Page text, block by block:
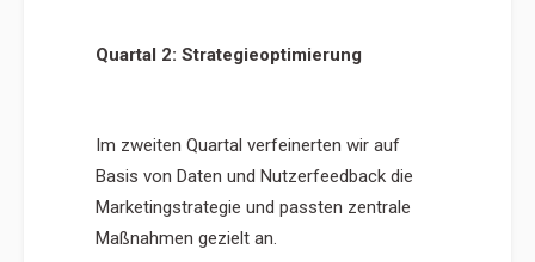
Quartal 2: Strategieoptimierung
Im zweiten Quartal verfeinerten wir auf
Basis von Daten und Nutzerfeedback die
Marketingstrategie und passten zentrale
Maßnahmen gezielt an.